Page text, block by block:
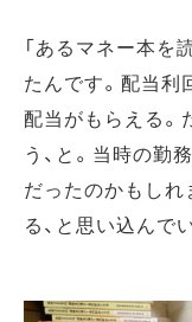
「あるマネー本を
たんです。配当
配当がもらえる。
う、と。当時の勤
だったのかもしれ
る、と思い込んで